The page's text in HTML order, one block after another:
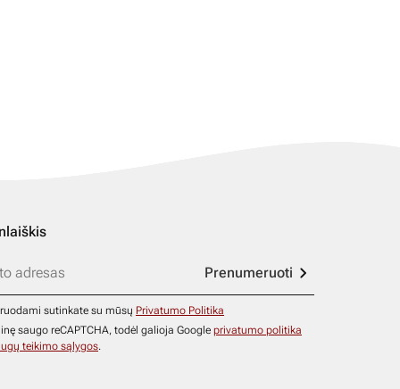
Prenumeruoti
sutinkate su mūsų Privatumo Politika
saugo reCAPTCHA, todėl galioja Google privatumo politika
teikimo sąlygos.